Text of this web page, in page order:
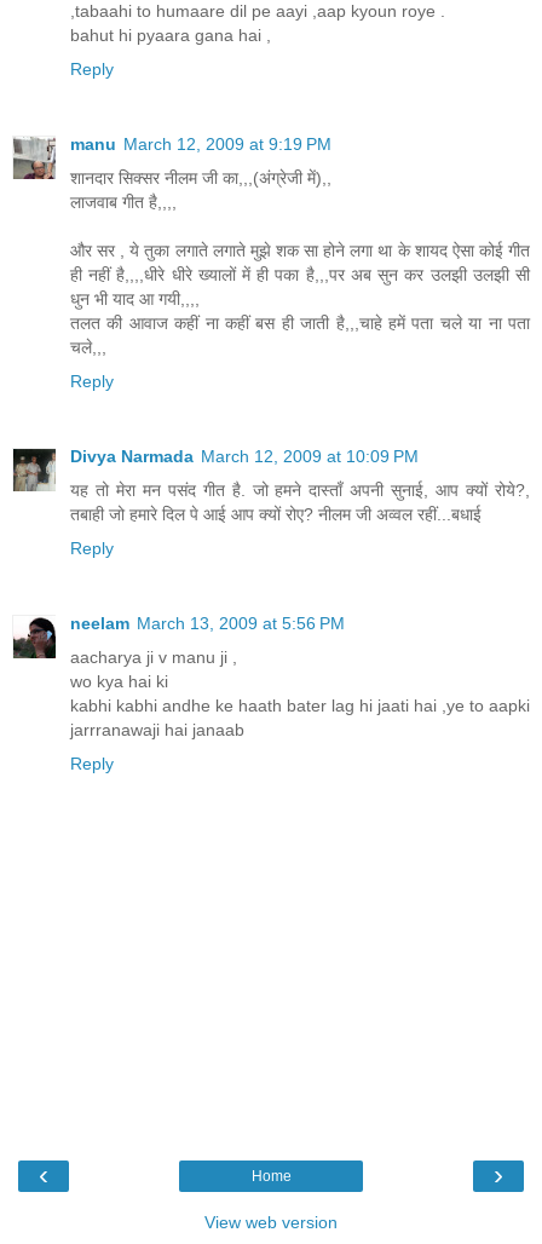
,tabaahi to humaare dil pe aayi ,aap kyoun roye .
bahut hi pyaara gana hai ,
Reply
manu March 12, 2009 at 9:19 PM
शानदार सिक्सर नीलम जी का,,,(अंग्रेजी में),,
लाजवाब गीत है,,,,
और सर , ये तुका लगाते लगाते मुझे शक सा होने लगा था के शायद ऐसा कोई गीत
ही नहीं है,,,,धीरे धीरे ख्यालों में ही पका है,,,पर अब सुन कर उलझी उलझी सी
धुन भी याद आ गयी,,,,
तलत की आवाज कहीं ना कहीं बस ही जाती है,,,चाहे हमें पता चले या ना पता
चले,,,
Reply
Divya Narmada March 12, 2009 at 10:09 PM
यह तो मेरा मन पसंद गीत है. जो हमने दास्ताँ अपनी सुनाई, आप क्यों रोये?,
तबाही जो हमारे दिल पे आई आप क्यों रोए? नीलम जी अव्वल रहीं...बधाई
Reply
neelam March 13, 2009 at 5:56 PM
aacharya ji v manu ji ,
wo kya hai ki
kabhi kabhi andhe ke haath bater lag hi jaati hai ,ye to aapki
jarrranawaji hai janaab
Reply
‹ ›
Home
View web version